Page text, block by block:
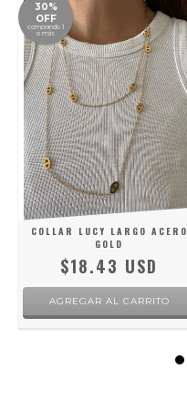
30%
OFF
comprando 1
o más
COLLAR LUCY LARGO ACERO
GOLD
$18.43 USD